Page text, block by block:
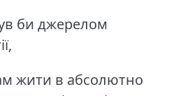
би джерелом
жити в абсолютно